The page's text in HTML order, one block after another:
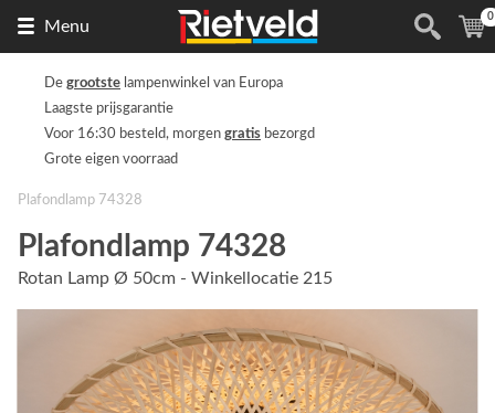
Menu
de
(
0
De grootste lampenwinkel van Europa
Laagste prijsgarantie
Voor 16:30 besteld, morgen gratis bezorgd
Grote eigen voorraad
Plafondlamp 74328
Plafondlamp 74328
Rotan Lamp Ø 50cm - Winkellocatie 215